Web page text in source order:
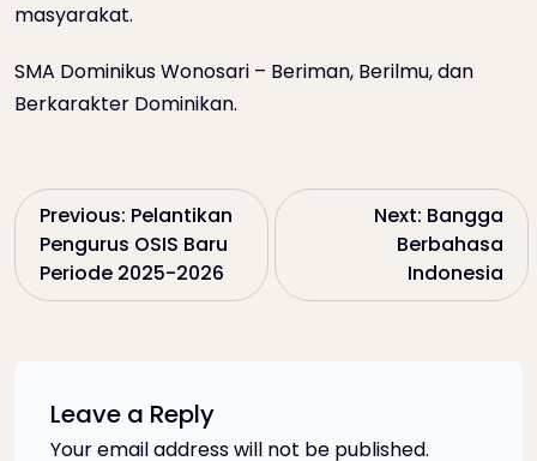
masyarakat.
SMA Dominikus Wonosari – Beriman, Berilmu, dan
Berkarakter Dominikan.
P
o
Previous: Pelantikan
Pengurus OSIS Baru
Periode 2025-2026
Next: Bangga
Berbahasa
Indonesia
Leave a Reply
Your email address will not be published.